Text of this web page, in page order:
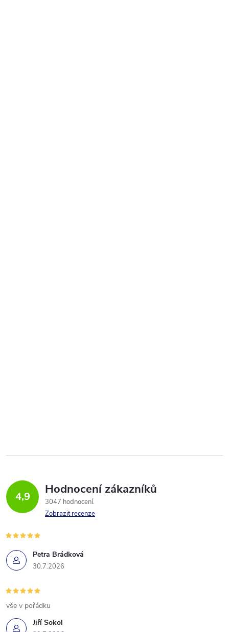
4,9 Hodnocení zákazníků
3047 hodnocení
Zobrazit recenze
Petra Brádková
30.7.2026
Jiří Sokol
vše v pořádku